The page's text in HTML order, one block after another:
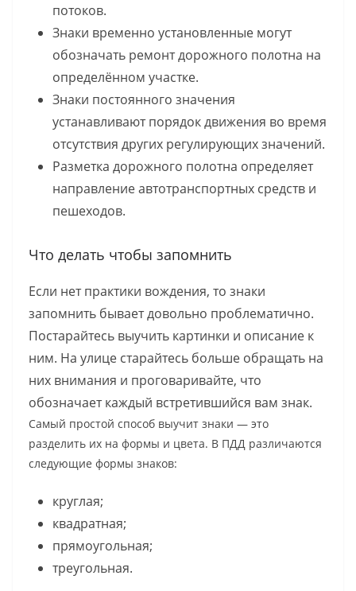
потоков.
Знаки временно установленные могут
обозначать ремонт дорожного полотна на
определённом участке.
Знаки постоянного значения
устанавливают порядок движения во время
отсутствия других регулирующих значений.
Разметка дорожного полотна определяет
направление автотранспортных средств и
пешеходов.
Что делать чтобы запомнить
Если нет практики вождения, то знаки
запомнить бывает довольно проблематично.
Постарайтесь выучить картинки и описание к
ним. На улице старайтесь больше обращать на
них внимания и проговаривайте, что
обозначает каждый встретившийся вам знак.
Самый простой способ выучит знаки — это
разделить их на формы и цвета. В ПДД различаются
следующие формы знаков:
круглая;
квадратная;
прямоугольная;
треугольная.